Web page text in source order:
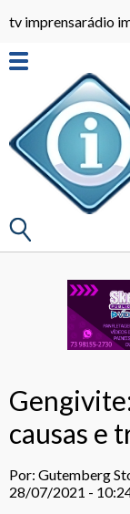
tv imprensarádio
causas e
Por: Gutemberg
28/07/2021 -